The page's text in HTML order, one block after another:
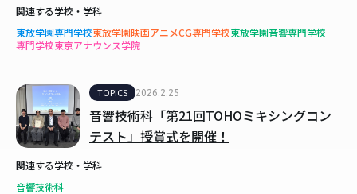
関連する学校・学科
東放学園専門学校東放学園映画アニメCG専門学校東放学園音響専門学校
専門学校東京アナウンス学院
TOPICS 2026.2.25
音響技術科「第21回TOHOミキシングコン
テスト」授賞式を開催！
関連する学校・学科
音響技術科